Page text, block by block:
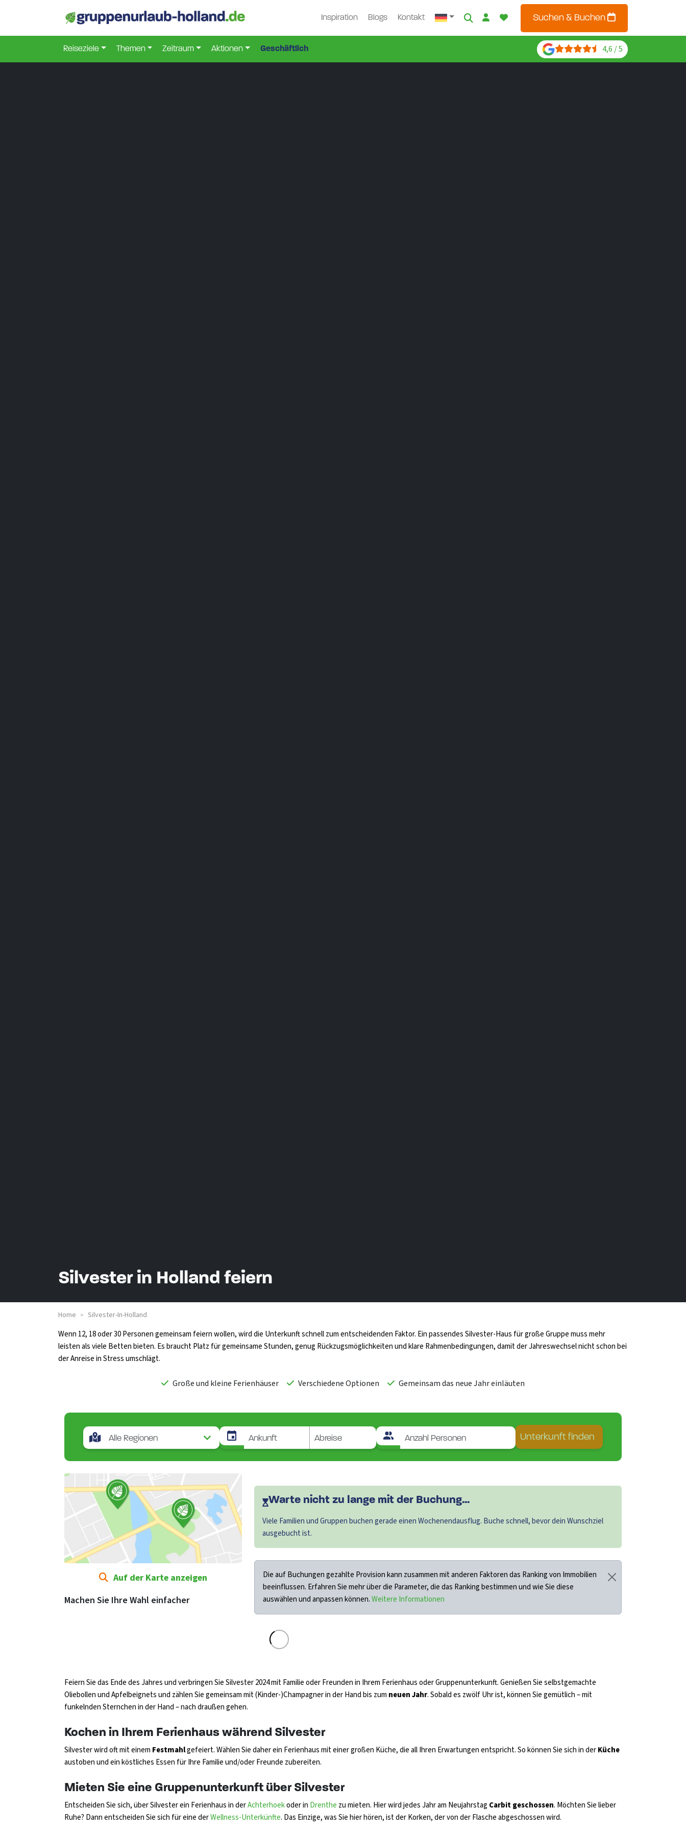
Inspiration Blogs Kontakt Suchen & Buchen
Reiseziele Themen Zeitraum Aktionen Geschäftlich 4,6 / 5
Silvester in Holland feiern
Home > Silvester-In-Holland
Wenn 12, 18 oder 30 Personen gemeinsam feiern wollen, wird die Unterkunft schnell zum entscheidenden Faktor. Ein passendes Silvester-Haus für große Gruppe muss mehr
leisten als viele Betten bieten. Es braucht Platz für gemeinsame Stunden, genug Rückzugsmöglichkeiten und klare Rahmenbedingungen, damit der Jahreswechsel nicht schon bei
der Anreise in Stress umschlägt.
Große und kleine Ferienhäuser Verschiedene Optionen Gemeinsam das neue Jahr einläuten
Unterkunft finden
Auf der Karte anzeigen
Machen Sie Ihre Wahl einfacher
Warte nicht zu lange mit der Buchung...
Viele Familien und Gruppen buchen gerade einen Wochenendausflug. Buche schnell, bevor dein Wunschziel
ausgebucht ist.
Die auf Buchungen gezahlte Provision kann zusammen mit anderen Faktoren das Ranking von Immobilien
beeinflussen. Erfahren Sie mehr über die Parameter, die das Ranking bestimmen und wie Sie diese
auswählen und anpassen können.Weitere Informationen
Feiern Sie das Ende des Jahres und verbringen Sie Silvester 2024 mit Familie oder Freunden in Ihrem Ferienhaus oder Gruppenunterkunft. Genießen Sie selbstgemachte
Oliebollen und Apfelbeignets und zählen Sie gemeinsam mit (Kinder-)Champagner in der Hand bis zum neuen Jahr. Sobald es zwölf Uhr ist, können Sie gemütlich – mit
funkelnden Sternchen in der Hand – nach draußen gehen.
Kochen in Ihrem Ferienhaus während Silvester
Silvester wird oft mit einem Festmahlgefeiert. Wählen Sie daher ein Ferienhaus mit einer großen Küche, die all Ihren Erwartungen entspricht. So können Sie sich in derKüche
austoben und ein köstliches Essen für Ihre Familie und/oder Freunde zubereiten.
Mieten Sie eine Gruppenunterkunft über Silvester
Entscheiden Sie sich, über Silvester ein Ferienhaus in derAchterhoekoder in Drenthe zu mieten. Hier wird jedes Jahr am Neujahrstag Carbit geschossen. Möchten Sie lieber
Ruhe? Dann entscheiden Sie sich für eine derWellness-Unterkünfte. Das Einzige, was Sie hier hören, ist der Korken, der von der Flasche abgeschossen wird.